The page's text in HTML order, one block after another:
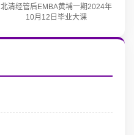
北清经管后EMBA黄埔一期2024年
10月12日毕业大课